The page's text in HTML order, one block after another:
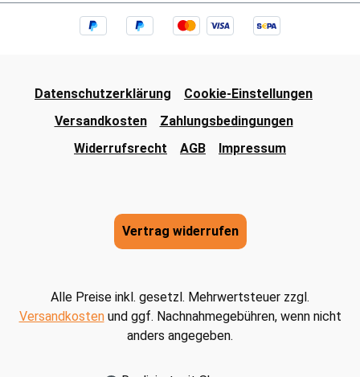
Datenschutzerklärung
Cookie-Einstellungen
Versandkosten
Zahlungsbedingungen
Widerrufsrecht
AGB Impressum
Vertrag widerrufen
Alle Preise inkl. gesetzl. Mehrwertsteuer zzgl.
Versandkostenund ggf. Nachnahmegebühren, wenn nicht
anders angegeben.